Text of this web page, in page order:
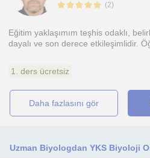
(2)
Eğitim yaklaşımım teşhis odaklı,
dayalı ve son derece etkileşimlidir.
1. ders ücretsiz
daha fazlasını gör
Uzman Biyologdan YKS Biyoloji